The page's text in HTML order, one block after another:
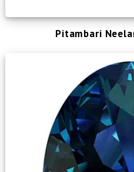
Pitambari